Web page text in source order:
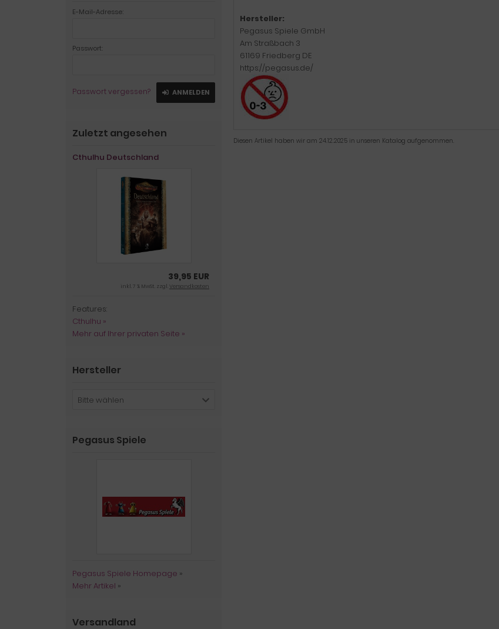
Hersteller:
Pegasus Spiele GmbH
Am Straßbach 3
61169 Friedberg DE
https://pegasus.de/
Diesen Artikel haben wir am 24.12.2025 in unseren Katalog aufgenommen.
E-Mail-Adresse:
Passwort:
Passwort vergessen? ANMELDEN
Zuletzt angesehen
Cthulhu Deutschland
39,95 EUR
inkl. 7 % MwSt. zzgl.Versandkosten
Features:
Cthulhu »
Mehr auf Ihrer privaten Seite »
Hersteller
Bitte wählen
Pegasus Spiele
Pegasus Spiele Homepage »
Mehr Artikel »
Versandland